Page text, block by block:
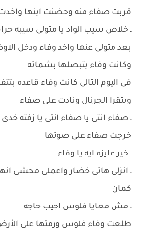
قربت صفاء منه وحضنت ابنها
ـ خلاص سيب الواد يا متولى سيبه
بعد متولى عنها واخد وفاء ودخل
وكانت وفاء بتبصلها بشماته
فى اليوم التالى كانت وفاء قاعده
وبتقرا الجرنال ونادت على صفاء
ـ صفاء انتى يا صفاء انتى يا زفته خدى
خرجت صفاء على صوتها
ـ خير عايزه ايه يا وفاء
ـ انزلى هاتى خضار واعملى محشى
كمان
ـ مش معايا فلوس اجيب حاجه
طلعت وفاء فلوس ورمتها على